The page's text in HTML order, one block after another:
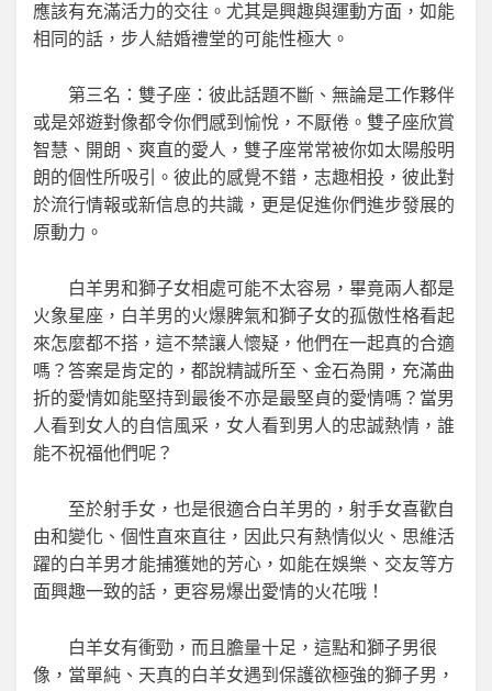
應該有充滿活力的交往。尤其是興趣與運動方面，如能
相同的話，步人結婚禮堂的可能性極大。
第三名：雙子座：彼此話題不斷、無論是工作夥伴
或是郊遊對像都令你們感到愉悅，不厭倦。雙子座欣賞
智慧、開朗、爽直的愛人，雙子座常常被你如太陽般明
朗的個性所吸引。彼此的感覺不錯，志趣相投，彼此對
於流行情報或新信息的共識，更是促進你們進步發展的
原動力。
白羊男和獅子女相處可能不太容易，畢竟兩人都是
火象星座，白羊男的火爆脾氣和獅子女的孤傲性格看起
來怎麼都不搭，這不禁讓人懷疑，他們在一起真的合適
嗎？答案是肯定的，都說精誠所至、金石為開，充滿曲
折的愛情如能堅持到最後不亦是最堅貞的愛情嗎？當男
人看到女人的自信風采，女人看到男人的忠誠熱情，誰
能不祝福他們呢？
至於射手女，也是很適合白羊男的，射手女喜歡自
由和變化、個性直來直往，因此只有熱情似火、思維活
躍的白羊男才能捕獲她的芳心，如能在娛樂、交友等方
面興趣一致的話，更容易爆出愛情的火花哦！
白羊女有衝勁，而且膽量十足，這點和獅子男很
像，當單純、天真的白羊女遇到保護欲極強的獅子男，